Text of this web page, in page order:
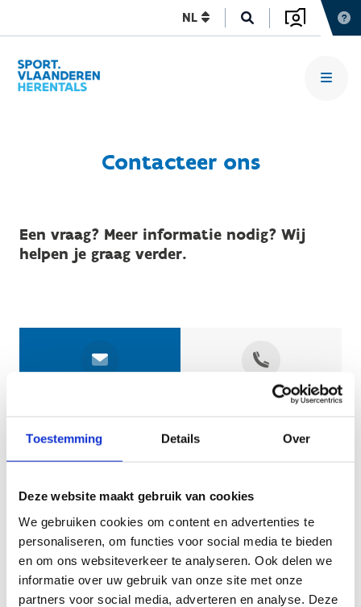
Toestemming Details Over
Deze website maakt gebruik van cookies
We gebruiken cookies om content en advertenties te
personaliseren, om functies voor social media te bieden
en om ons websiteverkeer te analyseren. Ook delen we
informatie over uw gebruik van onze site met onze
partners voor social media, adverteren en analyse. Deze
NL
Contacteer ons
Een vraag? Meer informatie nodig? Wij
helpen je graag verder.
Geef aan tot welk domein jouw vraag behoort